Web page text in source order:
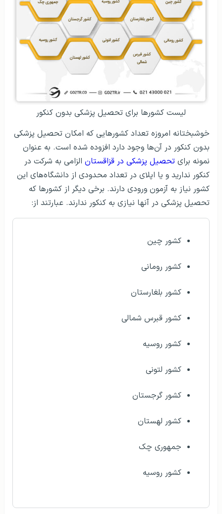
لیست کشورها برای تحصیل پزشکی بدون کنکور
خوشبختانه امروزه تعداد کشورهایی که امکان تحصیل پزشکی
بدون کنکور در آن‌ها وجود دارد افزوده شده است. به عنوان
نمونه برای تحصیل پزشکی در قزاقستان الزامی به شرکت در
کنکور ندارید و یا اپلای در تعداد محدودی از دانشگاه‌های این
کشور نیاز به آزمون ورودی دارند. برخی دیگر از کشورها که
تحصیل پزشکی در آنها نیازی به کنکور ندارند. عبارتند از:
کشور چین
کشور رومانی
کشور بلغارستان
کشور قبرس شمالی
کشور روسیه
کشور لتونی
کشور گرجستان
کشور لهستان
جمهوری چک
کشور روسیه